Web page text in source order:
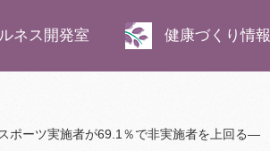
ネス開発室 健康づくり情報
ポーツ実施者が69.1％で非実施者を上回る―